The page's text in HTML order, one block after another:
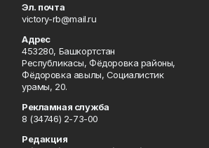
Эл. почта
victory-rb@mail.ru
Адрес
453280, Башкортстан
Республикасы, Фёдоровка районы,
Фёдоровка авылы, Социалистик
урамы, 20.
Рекламная служба
8 (34746) 2-73-00
Редакция